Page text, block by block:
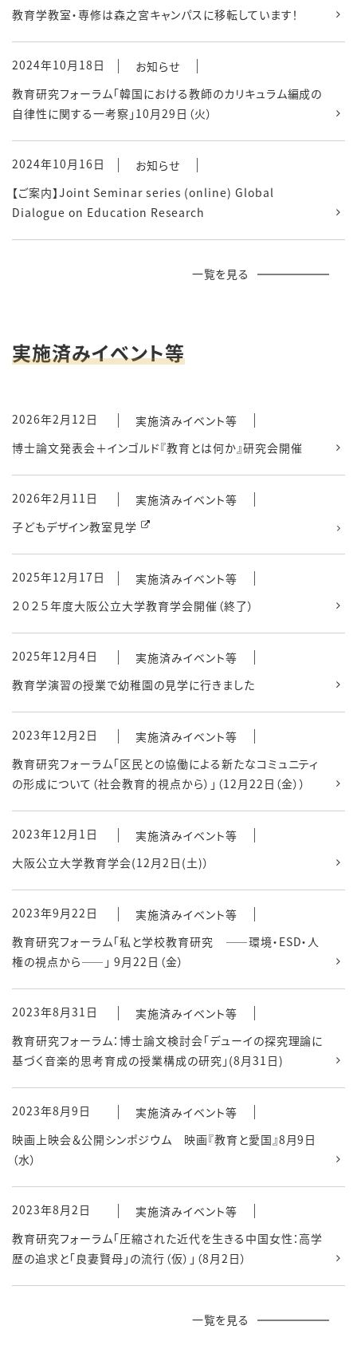
教育学教室・専修は森之宮キャンパスに移転しています！
2024年10月18日
お知らせ
教育研究フォーラム「韓国における教師のカリキュラム編成の
自律性に関する一考察」10月29日（火）
2024年10月16日
お知らせ
【ご案内】Joint Seminar series (online) Global
Dialogue on Education Research
一覧を見る
実施済みイベント等
2026年2月12日
実施済みイベント等
博士論文発表会＋インゴルド『教育とは何か』研究会開催
2026年2月11日
実施済みイベント等
子どもデザイン教室見学
2025年12月17日
実施済みイベント等
２０２５年度大阪公立大学教育学会開催（終了）
2025年12月4日
実施済みイベント等
教育学演習の授業で幼稚園の見学に行きました
2023年12月2日
実施済みイベント等
教育研究フォーラム「区民との協働による新たなコミュニティ
の形成について（社会教育的視点から）」（12月22日（金））
2023年12月1日
実施済みイベント等
大阪公立大学教育学会(12月2日(土)）
2023年9月22日
実施済みイベント等
教育研究フォーラム「私と学校教育研究 ——環境・ESD・人
権の視点から――」 9月22日（金）
2023年8月31日
実施済みイベント等
教育研究フォーラム：博士論文検討会「デューイの探究理論に
基づく音楽的思考育成の授業構成の研究」(8月31日)
2023年8月9日
実施済みイベント等
映画上映会＆公開シンポジウム 映画『教育と愛国』8月9日
（水）
2023年8月2日
実施済みイベント等
教育研究フォーラム「圧縮された近代を生きる中国女性：高学
歴の追求と「良妻賢母」の流行（仮）」（8月2日）
一覧を見る